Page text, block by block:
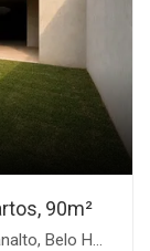
90m²
Horizonte-MG